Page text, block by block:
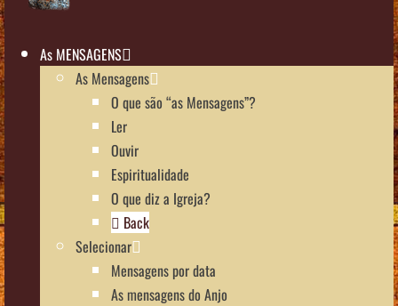
As MENSAGENS
As Mensagens
O que são “as Mensagens”?
Ler
Ouvir
Espiritualidade
O que diz a Igreja?
Back
Selecionar
Mensagens por data
As mensagens do Anjo